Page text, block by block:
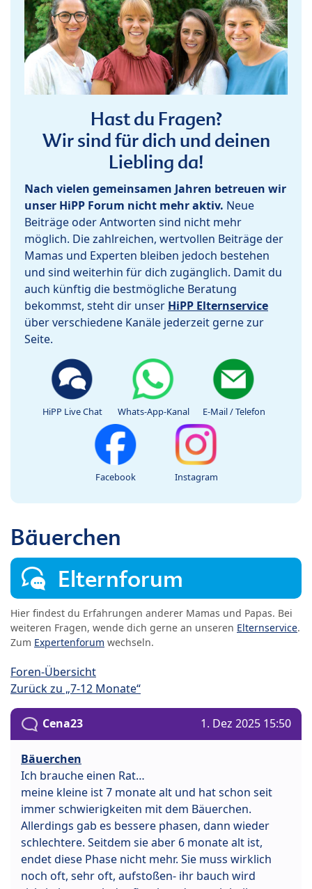
Hast du Fragen?
Wir sind für dich und deinen
Liebling da!
Nach vielen gemeinsamen Jahren betreuen wir
unser HiPP Forum nicht mehr aktiv. Neue
Beiträge oder Antworten sind nicht mehr
möglich. Die zahlreichen, wertvollen Beiträge der
Mamas und Experten bleiben jedoch bestehen
und sind weiterhin für dich zugänglich. Damit du
auch künftig die bestmögliche Beratung
bekommst, steht dir unser HiPP Elternservice
über verschiedene Kanäle jederzeit gerne zur
Seite.
HiPP Live Chat Whats-App-Kanal E-Mail / Telefon
Facebook Instagram
Bäuerchen
Elternforum
Hier findest du Erfahrungen anderer Mamas und Papas. Bei
weiteren Fragen, wende dich gerne an unseren Elternservice.
Zum Expertenforum wechseln.
Foren-Übersicht
Zurück zu „7-12 Monate“
Cena23 1. Dez 2025 15:50
Bäuerchen
Ich brauche einen Rat…
meine kleine ist 7 monate alt und hat schon seit
immer schwierigkeiten mit dem Bäuerchen.
Allerdings gab es bessere phasen, dann wieder
schlechtere. Seitdem sie aber 6 monate alt ist,
endet diese Phase nicht mehr. Sie muss wirklich
noch oft, sehr oft, aufstoßen- ihr bauch wird